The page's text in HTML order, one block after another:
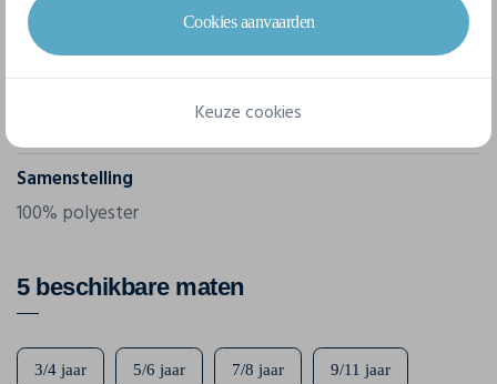
Referentie
JC003J
Samenstelling
100% polyester
5 beschikbare maten
3/4 jaar 5/6 jaar 7/8 jaar 9/11 jaar
Cookies aanvaarden
Keuze cookies